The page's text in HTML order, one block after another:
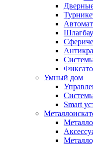
Умный дом
Smart